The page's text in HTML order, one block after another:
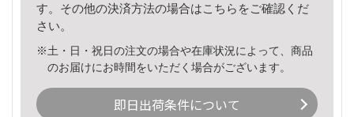
す。その他の決済方法の場合はこちら をご確認くだ
さい。
※土・日・祝日の注文の場合や在庫状況によって、商品
のお届けにお時間をいただく場合がございます。
即日出荷条件について